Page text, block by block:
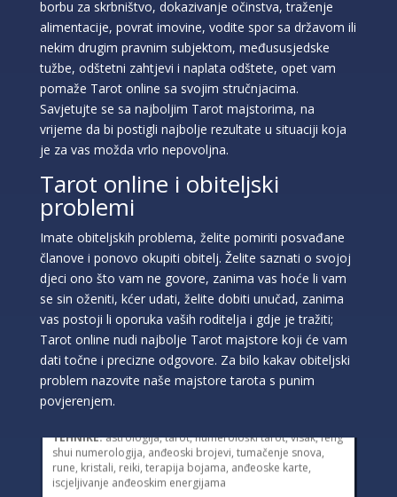
borbu za skrbništvo, dokazivanje očinstva, traženje
alimentacije, povrat imovine, vodite spor sa državom ili
nekim drugim pravnim subjektom, međususjedske
tužbe, odštetni zahtjevi i naplata odštete, opet vam
pomaže Tarot online sa svojim stručnjacima.
Savjetujte se sa najboljim Tarot majstorima, na
vrijeme da bi postigli najbolje rezultate u situaciji koja
je za vas možda vrlo nepovoljna.
Tarot online i obiteljski
problemi
Imate obiteljskih problema, želite pomiriti posvađane
članove i ponovo okupiti obitelj. Želite saznati o svojoj
djeci ono što vam ne govore, zanima vas hoće li vam
se sin oženiti, kćer udati, želite dobiti unučad, zanima
vas postoji li oporuka vaših roditelja i gdje je tražiti;
Tarot online nudi najbolje Tarot majstore koji će vam
dati točne i precizne odgovore. Za bilo kakav obiteljski
problem nazovite naše majstore tarota s punim
povjerenjem.
ELA / Kod 151
Tarot savjetnik je slobodan
shui numerologija, anđeoski brojevi, tumačenje snova,
rune, kristali, reiki, terapija bojama, anđeoske karte,
iscjeljivanje anđeoskim energijama